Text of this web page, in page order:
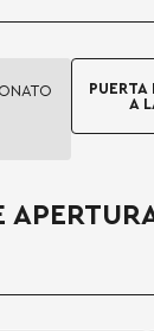
PUERTA
A